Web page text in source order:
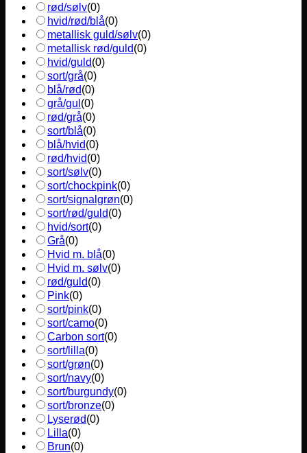
rød/sølv(0)
hvid/rød/blå(0)
metallisk guld/sølv(0)
metallisk rød/guld(0)
hvid/guld(0)
sort/grå(0)
blå/rød(0)
grå/gul (0)
rød/grå(0)
sort/blå(0)
blå/hvid(0)
rød/hvid(0)
sort/sølv(0)
sort/chockpink(0)
sort/signalgrøn(0)
sort/rød/guld(0)
hvid/sort(0)
Grå(0)
Hvid m. blå(0)
Hvid m. sølv(0)
rød/guld(0)
Pink(0)
sort/pink(0)
sort/camo(0)
Carbon sort(0)
sort/lilla(0)
sort/grøn(0)
sort/navy(0)
sort/burgundy(0)
sort/bronze(0)
Lyserød(0)
Lilla(0)
Brun(0)